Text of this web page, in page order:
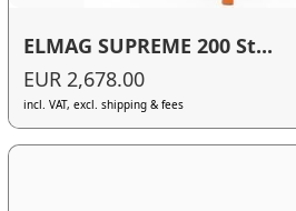
ELMAG SUPREME 200 St...
EUR 2,678.00
incl. VAT, excl. shipping & fees